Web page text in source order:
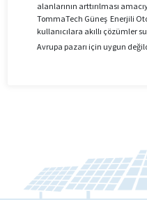
alanlarının arttırılması
TommaTech Güneş Enerjili
kullanıcılara akıllı çözümler
Avrupa pazarı için uygun